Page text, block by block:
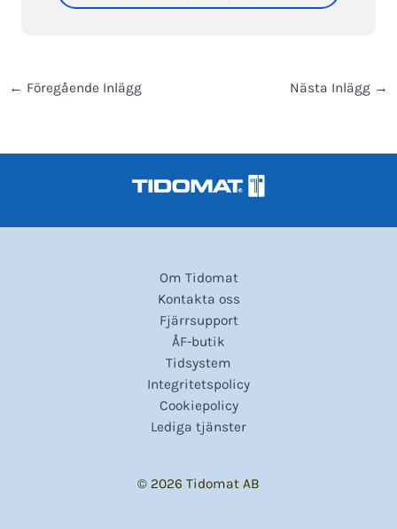
← Föregående Inlägg Nästa Inlägg →
Om Tidomat
Kontakta oss
Fjärrsupport
ÅF-butik
Tidsystem
Integritetspolicy
Cookiepolicy
Lediga tjänster
© 2026 Tidomat AB